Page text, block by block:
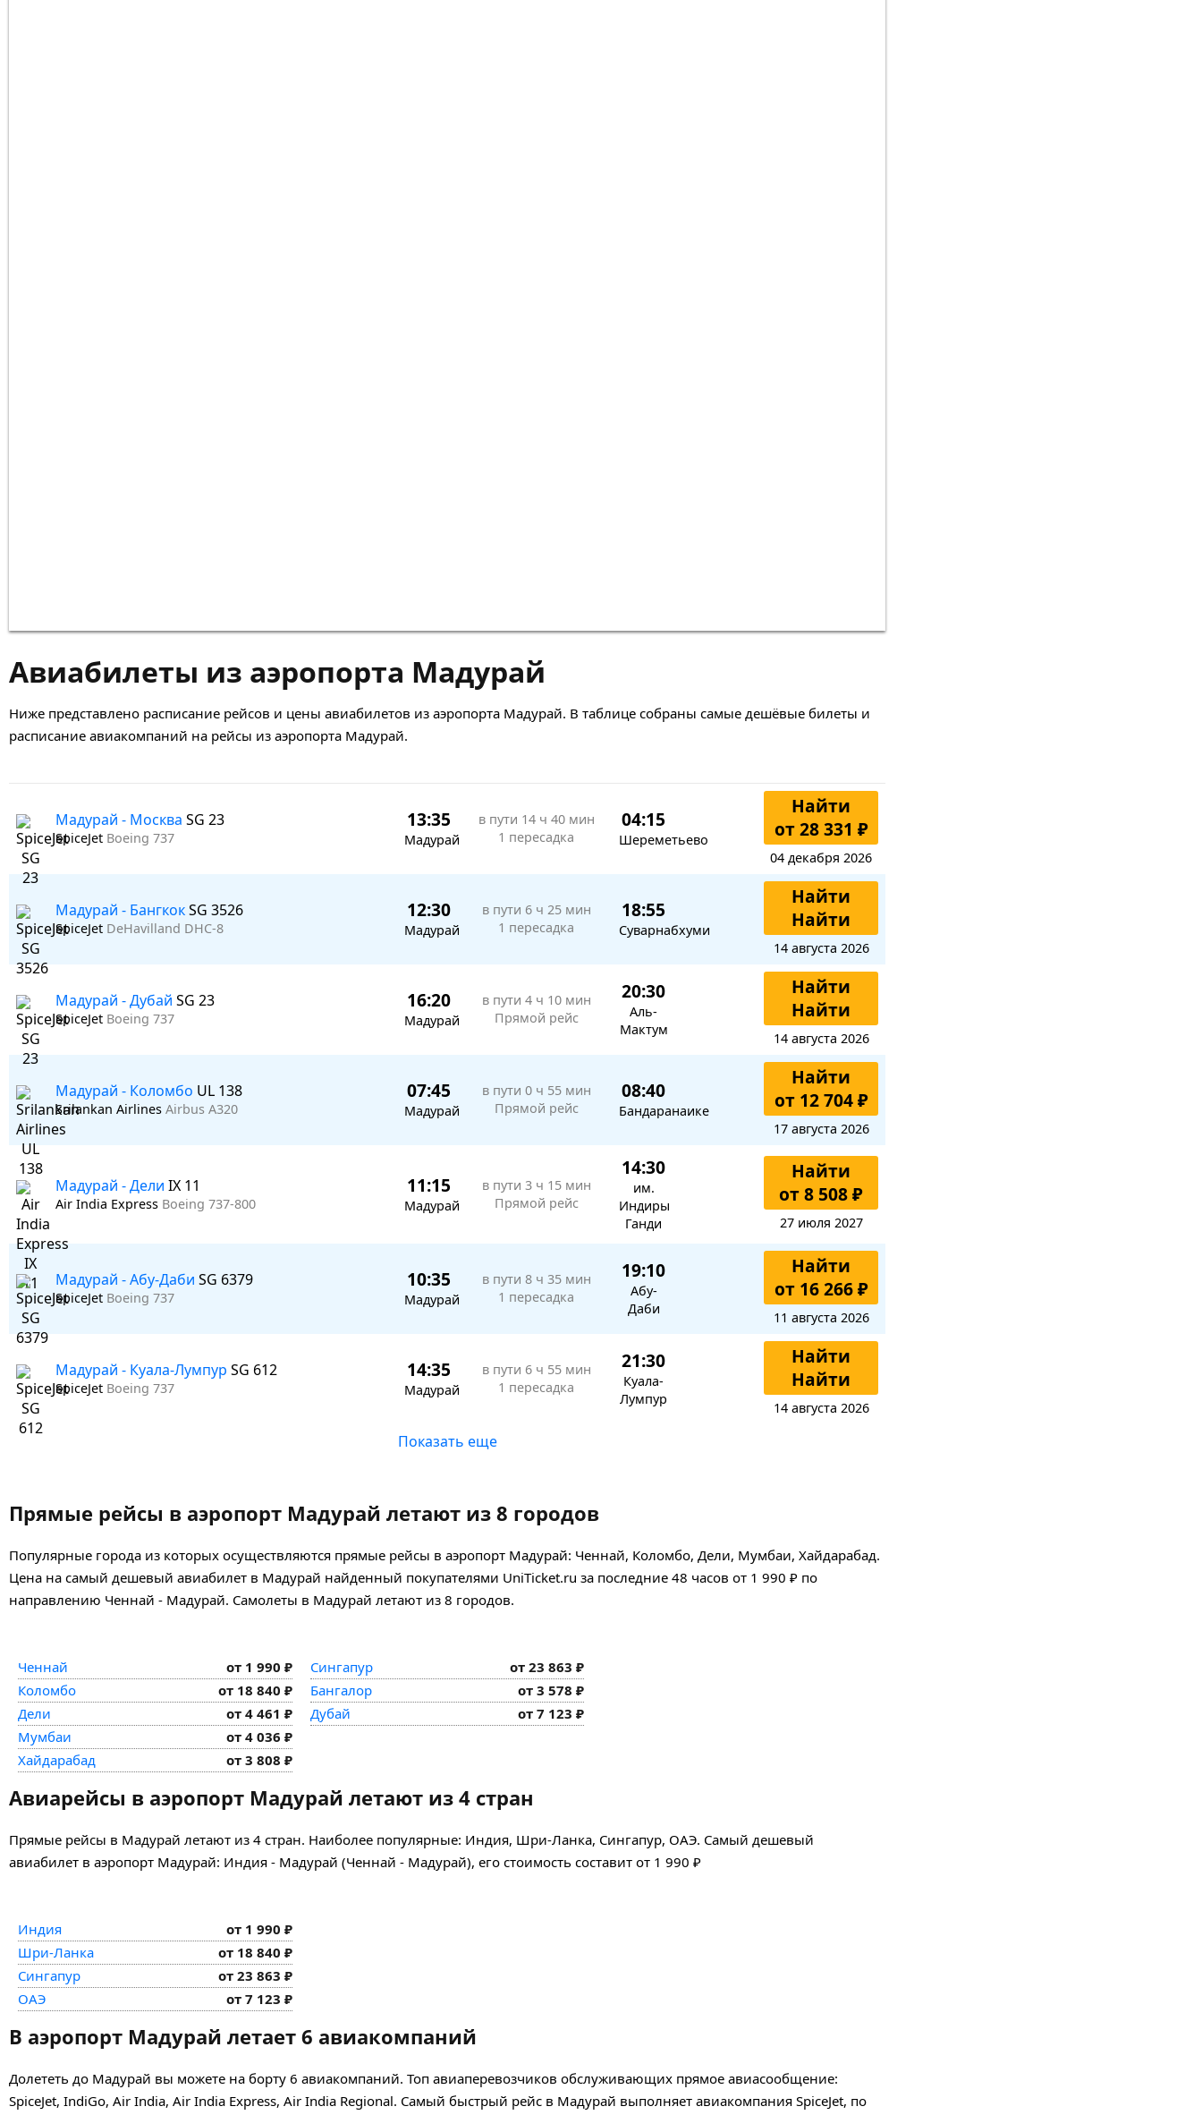
Авиабилеты из аэропорта Мадурай
Ниже представлено расписание рейсов и цены авиабилетов из аэропорта Мадурай. В таблице собраны самые дешёвые билеты и
расписание авиакомпаний на рейсы из аэропорта Мадурай.
Мадурай - Москва SG 23
SpiceJet Boeing 737
13:35
Мадурай
в пути 14 ч 40 мин
1 пересадка
04:15
Шереметьево
Найти
от 28 331 ₽
04 декабря 2026
Мадурай - БангкокSG 3526
SpiceJet DeHavilland DHC-8
12:30
Мадурай
в пути 6 ч 25 мин
1 пересадка
18:55
Суварнабхуми
Найти
Найти
14 августа 2026
Мадурай - Дубай SG 23
SpiceJet Boeing 737
16:20
Мадурай
в пути 4 ч 10 мин
Прямой рейс
20:30
Аль-
Мактум
Найти
Найти
14 августа 2026
Мадурай - Коломбо UL 138
Srilankan Airlines Airbus A320
07:45
Мадурай
в пути 0 ч 55 мин
Прямой рейс
08:40
Бандаранаике
Найти
от 12 704 ₽
17 августа 2026
Мадурай - Дели IX 11
Air India Express Boeing 737-800
11:15
Мадурай
в пути 3 ч 15 мин
Прямой рейс
14:30
им.
Индиры
Ганди
Найти
от 8 508 ₽
27 июля 2027
Мадурай - Абу-Даби SG 6379
SpiceJet Boeing 737
10:35
Мадурай
в пути 8 ч 35 мин
1 пересадка
19:10
Абу-
Даби
Найти
от 16 266 ₽
11 августа 2026
Мадурай - Куала-Лумпур SG 612
SpiceJet Boeing 737
14:35
Мадурай
в пути 6 ч 55 мин
1 пересадка
21:30
Куала-
Лумпур
Найти
Найти
14 августа 2026
Показать еще
Прямые рейсы в аэропорт Мадурай летают из 8 городов
Популярные города из которых осуществляются прямые рейсы в аэропорт Мадурай: Ченнай, Коломбо, Дели, Мумбаи, Хайдарабад.
Цена на самый дешевый авиабилет в Мадурай найденный покупателями UniTicket.ru за последние 48 часов от 1 990 ₽ по
направлению Ченнай - Мадурай. Самолеты в Мадурай летают из 8 городов.
Ченнай
от 1 990 ₽
Коломбо
от 18 840 ₽
Дели
от 4 461 ₽
Мумбаи
от 4 036 ₽
Хайдарабад
от 3 808 ₽
Сингапур
от 23 863 ₽
Бангалор
от 3 578 ₽
Дубай
от 7 123 ₽
Авиарейсы в аэропорт Мадурай летают из 4 стран
Прямые рейсы в Мадурай летают из 4 стран. Наиболее популярные: Индия, Шри-Ланка, Сингапур, ОАЭ. Самый дешевый
авиабилет в аэропорт Мадурай: Индия - Мадурай (Ченнай - Мадурай), его стоимость составит от 1 990 ₽
Индия
от 1 990 ₽
Шри-Ланка
от 18 840 ₽
Сингапур
от 23 863 ₽
ОАЭ
от 7 123 ₽
В аэропорт Мадурай летает 6 авиакомпаний
Долететь до Мадурай вы можете на борту 6 авиакомпаний. Топ авиаперевозчиков обслуживающих прямое авиасообщение:
SpiceJet, IndiGo, Air India, Air India Express, Air India Regional. Самый быстрый рейс в Мадурай выполняет авиакомпания SpiceJet, по